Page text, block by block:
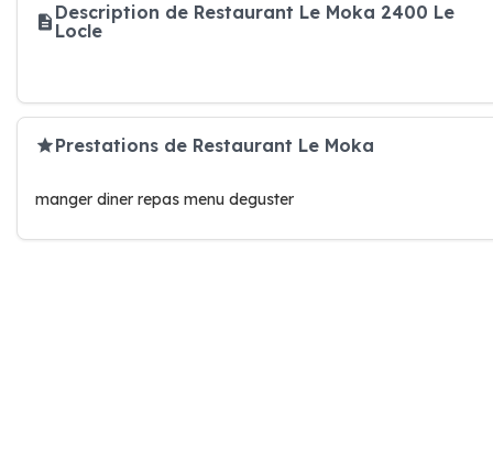
Description de Restaurant Le Moka 2400 Le
Locle
Prestations de Restaurant Le Moka
manger diner repas menu deguster